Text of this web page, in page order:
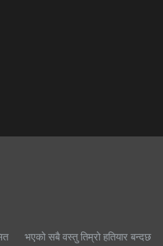
भएको सबै वस्तु तिम्रो हतियार बन्दछ